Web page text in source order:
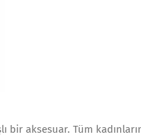
bir aksesuar. Tüm